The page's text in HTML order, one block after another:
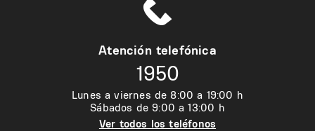
Atención telefónica
1950
Lunes a viernes de 8:00 a 19:00 h
Sábados de 9:00 a 13:00 h
Ver todos los teléfonos